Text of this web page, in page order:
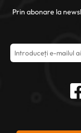
Prin abonare la